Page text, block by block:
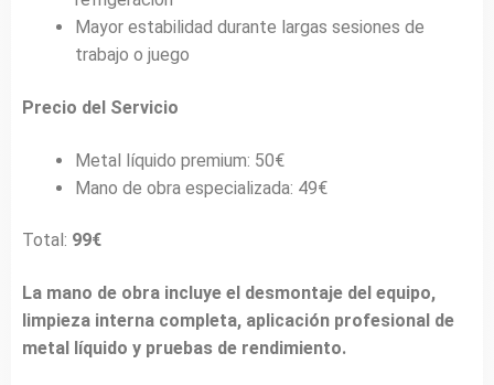
Mayor estabilidad durante largas sesiones de
trabajo o juego
Precio del Servicio
Metal líquido premium: 50€
Mano de obra especializada: 49€
Total: 99€
La mano de obra incluye el desmontaje del equipo,
limpieza interna completa, aplicación profesional de
metal líquido y pruebas de rendimiento.